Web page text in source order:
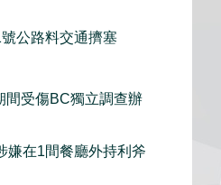
公路料交通擠塞
疑
間受傷BC獨立調查辦
嫌在1間餐廳外持利斧